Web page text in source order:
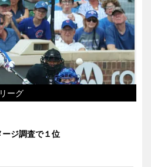
ーグ
ジ調査で１位